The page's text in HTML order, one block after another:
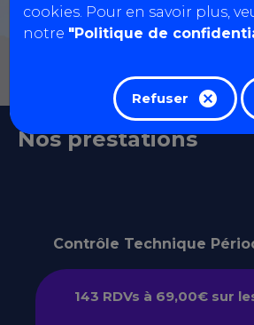
cookies. Pour en savoir plus,
notre "Politique de
Refuser
Nos prestations
Contrôle Technique
143 RDVs à 69,00€ sur